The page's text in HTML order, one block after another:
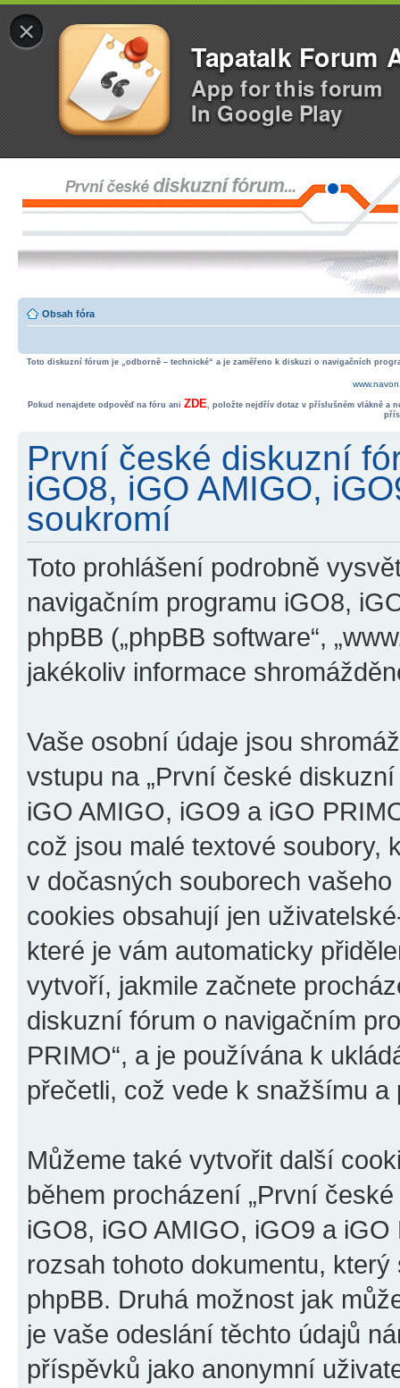
×
Tapatalk Forum
App for this forum
In Google Play
Obsah fóra
Toto diskuzní fórum je „odborně – technické“ a je zaměřeno k diskuzi o navigačních
Pokud nenajdete odpověď na fóru ani ZDE, položte nejdřív dotaz v příslušném vlákně a
První české diskuzní
iGO8, iGO AMIGO,
soukromí
Toto prohlášení podrobně
navigačním programu iGO8,
phpBB („phpBB software“,
jakékoliv informace
Vaše osobní údaje jsou
vstupu na „První české
iGO AMIGO, iGO9 a iGO
což jsou malé textové soubory,
v dočasných souborech
cookies obsahují jen
které je vám automaticky
vytvoří, jakmile začnete
diskuzní fórum o navigačním
PRIMO“, a je používána k
přečetli, což vede k snažšímu
Můžeme také vytvořit další
během procházení „První
iGO8, iGO AMIGO, iGO9 a
rozsah tohoto dokumentu,
phpBB. Druhá možnost jak
je vaše odeslání těchto údajů
příspěvků jako anonymní